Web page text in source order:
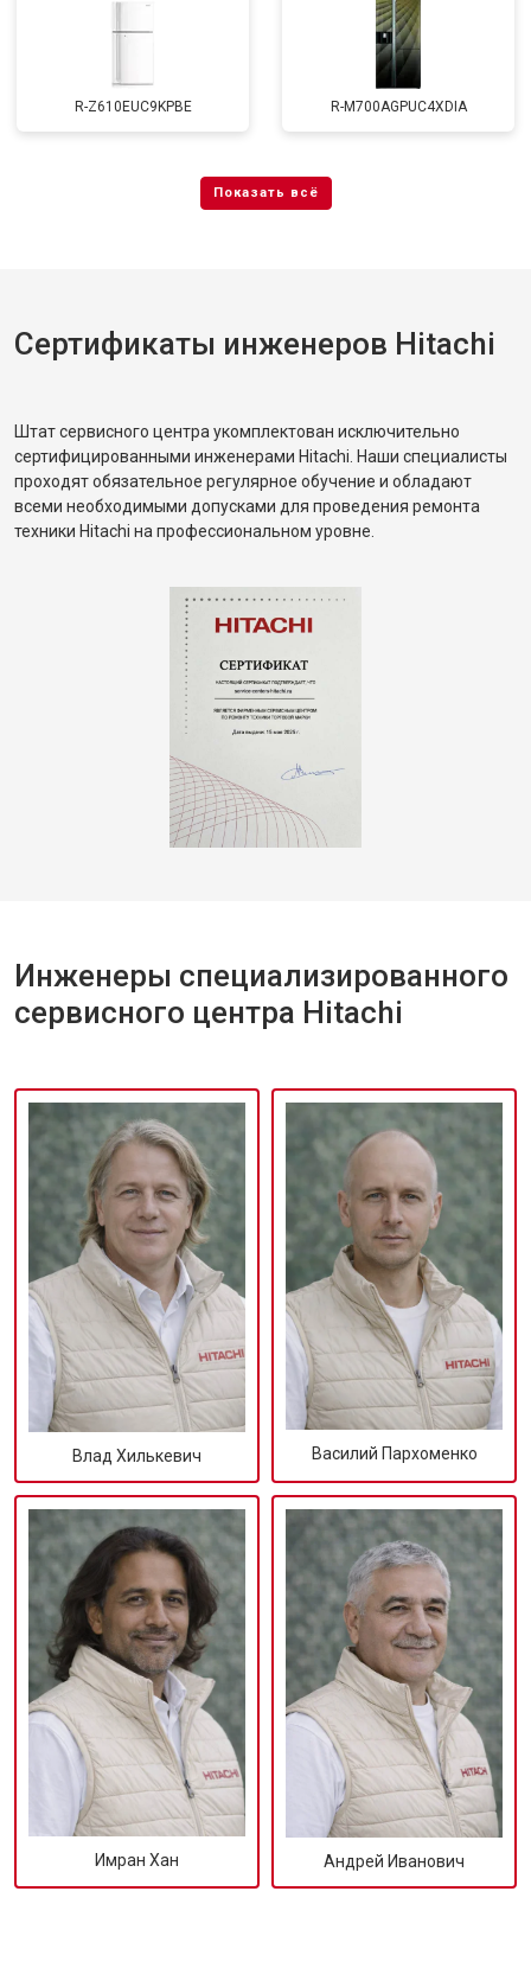
R-Z610EUC9KPBE R-M700AGPUC4XDIA
Сертификаты инженеров Hitachi
Штат сервисного центра укомплектован исключительно
сертифицированными инженерами Hitachi. Наши специалисты
проходят обязательное регулярное обучение и обладают
всеми необходимыми допусками для проведения ремонта
техники Hitachi на профессиональном уровне.
Инженеры специализированного
сервисного центра Hitachi
Влад Хилькевич Василий Пархоменко
Имран Хан Андрей Иванович